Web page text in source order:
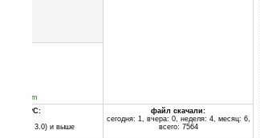
Pocket PC:
CE 3.0) и выше
файл скачали:
сегодня: 1, вчера: 0, неделя: 4, месяц: 6,
всего: 7564